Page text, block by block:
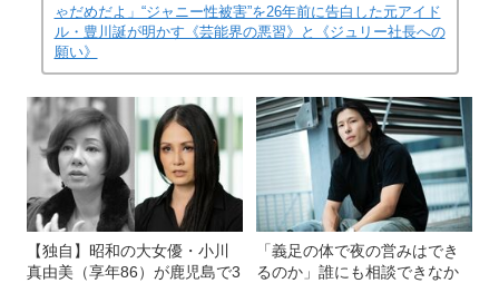
ゃだめだよ」“ジャニー性被害”を26年前に告白した元アイド
ル・豊川誕が明かす《芸能界の悪習》と《ジュリー社長への
願い》
【独自】昭和の大女優・小川
真由美（享年86）が鹿児島で3
「義足の体で夜の営みはでき
るのか」誰にも相談できなか